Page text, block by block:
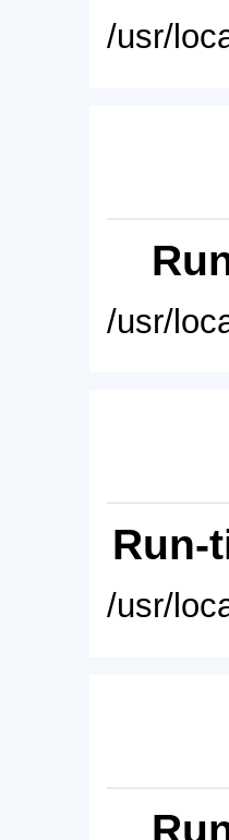
/usr/
/usr/
Run-
/usr/